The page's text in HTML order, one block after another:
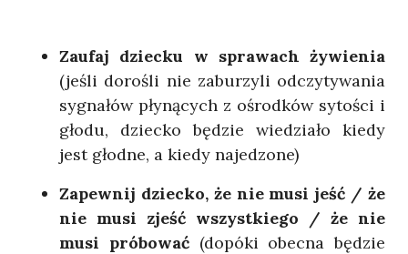
Zaufaj dziecku w sprawach żywienia
(jeśli dorośli nie zaburzyli odczytywania
sygnałów płynących z ośrodków sytości i
głodu, dziecko będzie wiedziało kiedy
jest głodne, a kiedy najedzone)
Zapewnij dziecko, że nie musi jeść / że
nie musi zjeść wszystkiego / że nie
musi próbować(dopóki obecna będzie